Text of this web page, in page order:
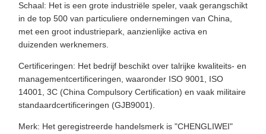
Schaal: Het is een grote industriële speler, vaak gerangschikt
in de top 500 van particuliere ondernemingen van China,
met een groot industriepark, aanzienlijke activa en
duizenden werknemers.
Certificeringen: Het bedrijf beschikt over talrijke kwaliteits- en
managementcertificeringen, waaronder ISO 9001, ISO
14001, 3C (China Compulsory Certification) en vaak militaire
standaardcertificeringen (GJB9001).
Merk: Het geregistreerde handelsmerk is "CHENGLIWEI"